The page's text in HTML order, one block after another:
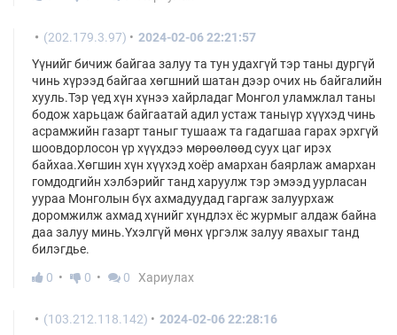
(202.179.3.97)
2024-02-06 22:21:57
Үүнийг бичиж байгаа залуу та тун удахгүй тэр таны дургүй
чинь хүрээд байгаа хөгшний шатан дээр очих нь байгалийн
хууль.Тэр үед хүн хүнээ хайрладаг Монгол уламжлал таны
бодож харьцаж байгаатай адил устаж таныүр хүүхэд чинь
асрамжийн газарт таныг тушааж та гадагшаа гарах эрхгүй
шоовдорлосон үр хүүхдээ мөрөөлөөд суух цаг ирэх
байхаа.Хөгшин хүн хүүхэд хоёр амархан баярлаж амархан
гомдодгийн хэлбэрийг танд харуулж тэр эмээд уурласан
уураа Монголын бүх ахмадуудад гаргаж залуурхаж
доромжилж ахмад хүнийг хүндлэх ёс журмыг алдаж байна
даа залуу минь.Үхэлгүй мөнх үргэлж залуу явахыг танд
билэгдье.
0
0 0 Хариулах
(103.212.118.142) 2024-02-06 22:28:16